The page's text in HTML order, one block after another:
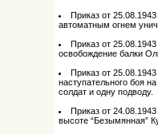
Приказ от
автоматным огнем
Приказ от
освобождение балки
Приказ от
наступательного боя
солдат и одну подводу.
Приказ от
высоте “Безымянная”